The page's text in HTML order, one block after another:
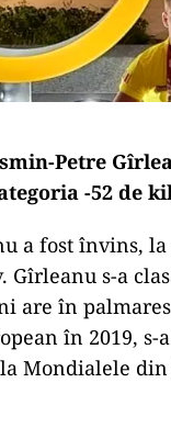
Petre
-52 de
a fost învins,
Gîrleanu s-a
are în
în 2019, s-
Mondialele din